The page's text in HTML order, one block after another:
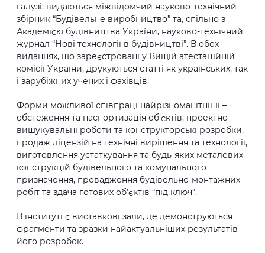
галузі: видаються міжвідомчий науково-технічний
збірник “Будівельне виробництво” та, спільно з
Академією будівництва України, науково-технічний
журнал “Нові технології в будівництві”. В обох
виданнях, що зареєстровані у Вищій атестаційній
комісії України, друкуються статті як українських, так
і зарубіжних учених і фахівців.
Форми можливої співпраці найрізноманітніші –
обстеження та паспортизація об’єктів, проектно-
вишукувальні роботи та конструкторські розробки,
продаж ліцензій на технічні вирішення та технології,
виготовлення устаткування та будь-яких металевих
конструкцій будівельного та комунального
призначення, провадження будівельно-монтажних
робіт та здача готових об’єктів “під ключ”.
В інституті є виставкові зали, де демонструються
фрагменти та зразки найактуальніших результатів
його розробок.